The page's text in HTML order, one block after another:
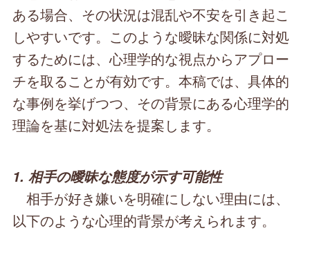
ある場合、その状況は混乱や不安を引き起こ
しやすいです。このような曖昧な関係に対処
するためには、心理学的な視点からアプロー
チを取ることが有効です。本稿では、具体的
な事例を挙げつつ、その背景にある心理学的
理論を基に対処法を提案します。
1. 相手の曖昧な態度が示す可能性
相手が好き嫌いを明確にしない理由には、
以下のような心理的背景が考えられます。